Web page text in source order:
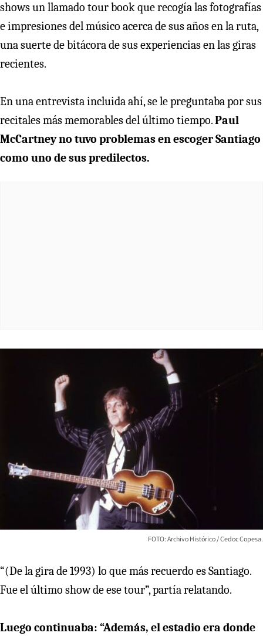
shows un llamado tour book que recogía las fotografías
e impresiones del músico acerca de sus años en la ruta,
una suerte de bitácora de sus experiencias en las giras
recientes.
En una entrevista incluida ahí, se le preguntaba por sus
recitales más memorables del último tiempo.Paul
McCartney no tuvo problemas en escoger Santiago
como uno de sus predilectos.
FOTO: Archivo Histórico / Cedoc Copesa.
“(De la gira de 1993) lo que más recuerdo es Santiago.
Fue el último show de ese tour”, partía relatando.
Luego continuaba: “Además, el estadio era donde